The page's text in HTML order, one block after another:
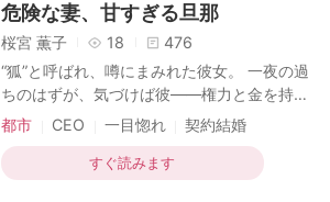
し尽くす。 これは、過去を乗り越えた女と、
全力で愛し抜く男の再生ラブストーリー。
危険な妻、甘すぎる旦那
桜宮 薫子 18
476
“狐”と呼ばれ、噂にまみれた彼女。 一夜の過
ちのはずが、気づけば彼——権力と金を持つ
御曹司・長谷誠司の妻に。 「どうせ遊びでし
の視線が交差する中、 宴の夜、彼は赤く潤ん
だ瞳で彼女の手を強く握る。 「許訴、もっと
都市 CEO 一目惚れ 契約結婚
すぐ読みます